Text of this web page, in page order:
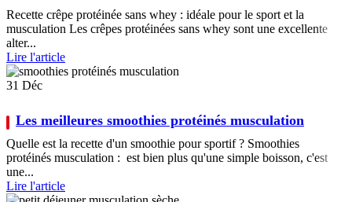
Recette crêpe protéinée sans whey : idéale pour le sport et la
musculation Les crêpes protéinées sans whey sont une excellente
alter...
Lire l'article
31 Déc
Les meilleures smoothies protéinés musculation
Quelle est la recette d'un smoothie pour sportif ? Smoothies
protéinés musculation : est bien plus qu'une simple boisson, c'est
une...
Lire l'article